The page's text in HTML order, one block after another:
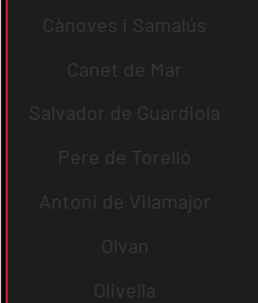
Cànoves i Samalús
Canet de Mar
Salvador de Guardiola
Pere de Torelló
Antoni de Vilamajor
Olvan
Olivella